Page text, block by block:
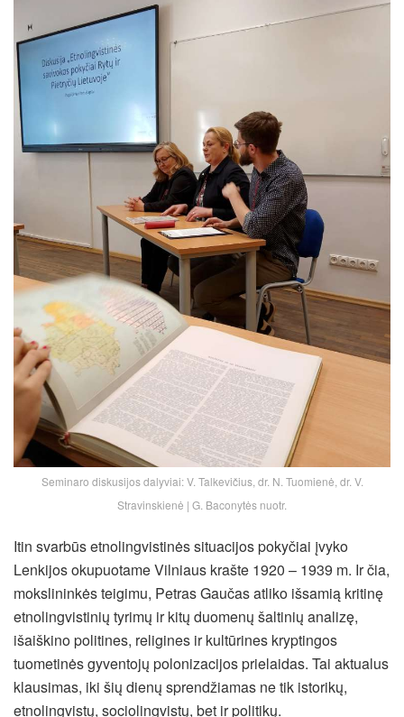
Seminaro diskusijos dalyviai: V. Talkevičius, dr. N. Tuomienė, dr. V.
Stravinskienė | G. Baconytės nuotr.
Itin svarbūs etnolingvistinės situacijos pokyčiai įvyko
Lenkijos okupuotame Vilniaus krašte 1920 – 1939 m. Ir čia,
mokslininkės teigimu, Petras Gaučas atliko išsamią kritinę
etnolingvistinių tyrimų ir kitų duomenų šaltinių analizę,
išaiškino politines, religines ir kultūrines kryptingos
tuometinės gyventojų polonizacijos prielaidas. Tai aktualus
klausimas, iki šių dienų sprendžiamas ne tik istorikų,
etnolingvistų, sociolingvistų, bet ir politikų.